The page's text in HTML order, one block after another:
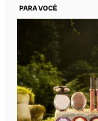
PARA VOCÊ